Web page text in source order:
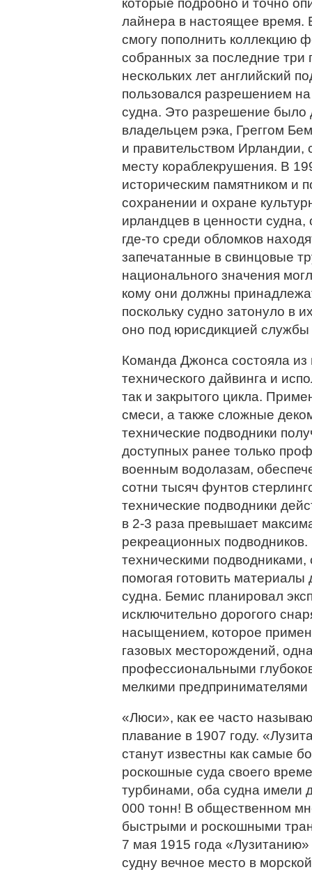
которые подробно и точно
лайнера в настоящее время.
смогу пополнить коллекцию
собранных за последние три
нескольких лет английский
пользовался разрешением
судна. Это разрешение было
владельцем рэка, Греггом
и правительством Ирландии,
месту кораблекрушения. В
историческим памятником и
сохранении и охране
ирландцев в ценности судна,
где-то среди обломков
запечатанные в свинцовые
национального значения
кому они должны
поскольку судно затонуло в
оно под юрисдикцией
Команда Джонса состояла из
технического дайвинга и
так и закрытого цикла.
смеси, а также сложные
технические подводники
доступных ранее только
военным водолазам,
сотни тысяч фунтов
технические подводники
в 2-3 раза превышает
рекреационных
техническими
помогая готовить
судна. Бемис планировал
исключительно дорогого
насыщением, которое
газовых месторождений,
профессиональными
мелкими
«Люси», как ее часто
плавание в 1907 году.
станут известны как самые
роскошные суда своего
турбинами, оба судна имели
000 тонн! В общественном
быстрыми и роскошными
7 мая 1915 года «Лузитанию»
судну вечное место в